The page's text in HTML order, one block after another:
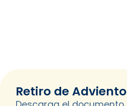
Retiro de Adviento